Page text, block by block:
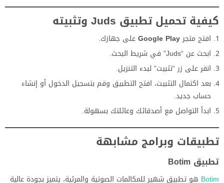
كيفية تحميل تطبيق Juds وتثبيته
افتح متجرGoogle Playعلى جهازك.
ابحث عن “Juds” في شريط البحث.
انقر على زر “تثبيت” لبدء التنزيل.
بعد اكتمال التثبيت، افتح التطبيق وقم بتسجيل الدخول أو إنشاء
حساب جديد.
ابدأ التواصل مع أصدقائك وعائلتك بسهولة.
تطبيقات وبرامج مشابهة
تطبيق Botim
Botim هو تطبيق شهير للمكالمات الصوتية والمرئية، يتميز بجودة عالية